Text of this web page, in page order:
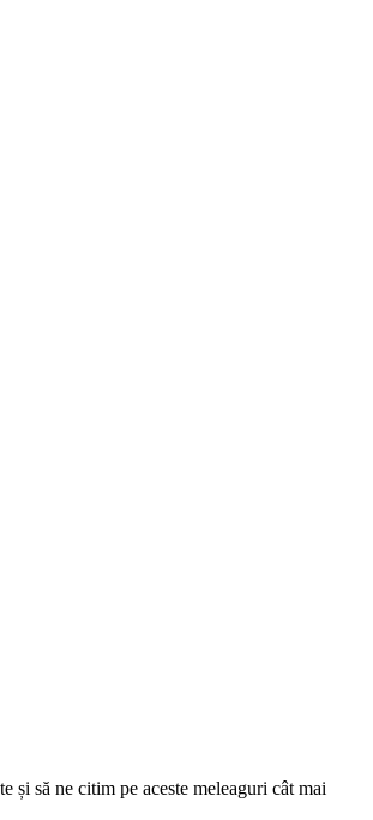
și să ne citim pe aceste meleaguri cât mai